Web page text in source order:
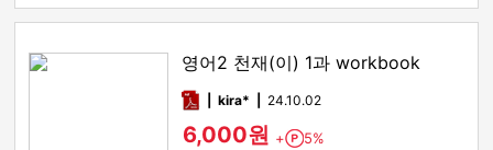
영어2 천재(이) 1과 workbook
pdfkira* 24.10.02
6,000원 + Point
5%